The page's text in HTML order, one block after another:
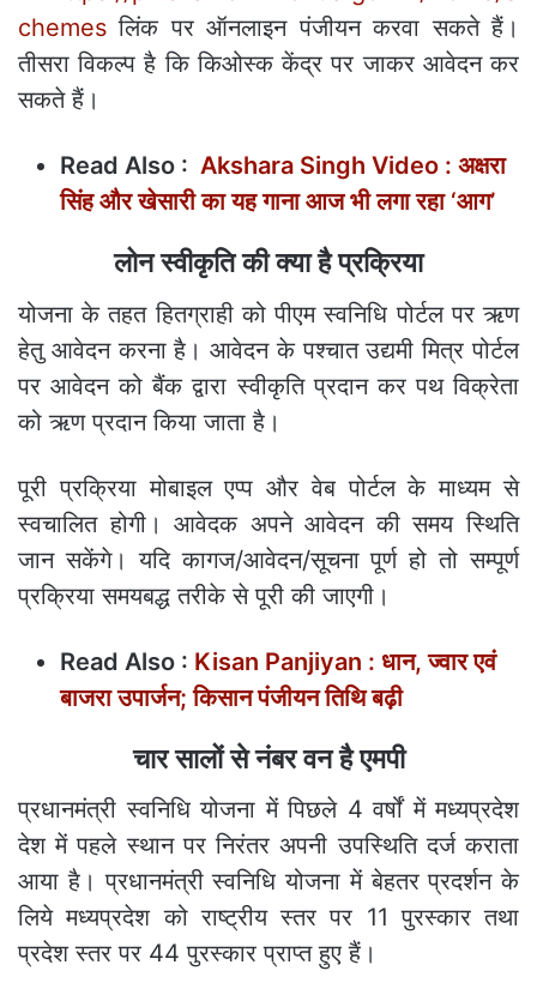
chemes लिंक पर ऑनलाइन पंजीयन करवा सकते हैं।
तीसरा विकल्प है कि किओस्क केंद्र पर जाकर आवेदन कर
सकते हैं।
Read Also : Akshara Singh Video : अक्षरा
सिंह और खेसारी का यह गाना आज भी लगा रहा ‘आग’
लोन स्वीकृति की क्या है प्रक्रिया
योजना के तहत हितग्राही को पीएम स्वनिधि पोर्टल पर ऋण
हेतु आवेदन करना है। आवेदन के पश्चात उद्यमी मित्र पोर्टल
पर आवेदन को बैंक द्वारा स्वीकृति प्रदान कर पथ विक्रेता
को ऋण प्रदान किया जाता है।
पूरी प्रक्रिया मोबाइल एप्प और वेब पोर्टल के माध्यम से
स्वचालित होगी। आवेदक अपने आवेदन की समय स्थिति
जान सकेंगे। यदि कागज/आवेदन/सूचना पूर्ण हो तो सम्पूर्ण
प्रक्रिया समयबद्ध तरीके से पूरी की जाएगी।
Read Also : Kisan Panjiyan : धान, ज्वार एवं
बाजरा उपार्जन; किसान पंजीयन तिथि बढ़ी
चार सालों से नंबर वन है एमपी
प्रधानमंत्री स्वनिधि योजना में पिछले 4 वर्षों में मध्यप्रदेश
देश में पहले स्थान पर निरंतर अपनी उपस्थिति दर्ज कराता
आया है। प्रधानमंत्री स्वनिधि योजना में बेहतर प्रदर्शन के
लिये मध्यप्रदेश को राष्ट्रीय स्तर पर 11 पुरस्कार तथा
प्रदेश स्तर पर 44 पुरस्कार प्राप्त हुए हैं।